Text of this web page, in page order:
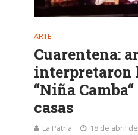
ARTE
Cuarentena:
interpretaron
“Niña
casas
La Patria 18 de abril